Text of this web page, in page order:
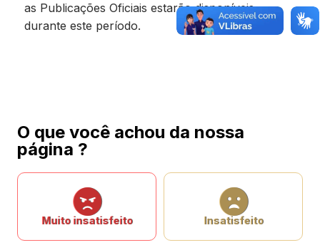
as Publicações Oficiais estarão disponíveis
durante este período.
O que você achou da nossa
página ?
Muito insatisfeito Insatisfeito